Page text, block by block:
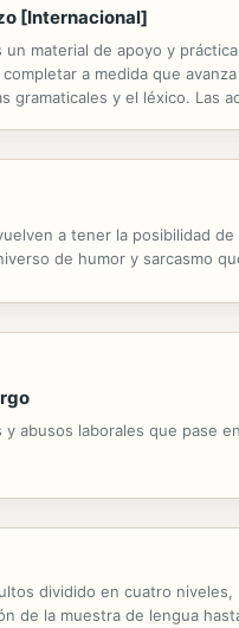
[Internacional]
material de apoyo y
a medida que
gramaticales y el léxico. Las
a tener la posibilidad
de humor y sarcasmo
abusos laborales que pase
dividido en cuatro
de la muestra de lengua